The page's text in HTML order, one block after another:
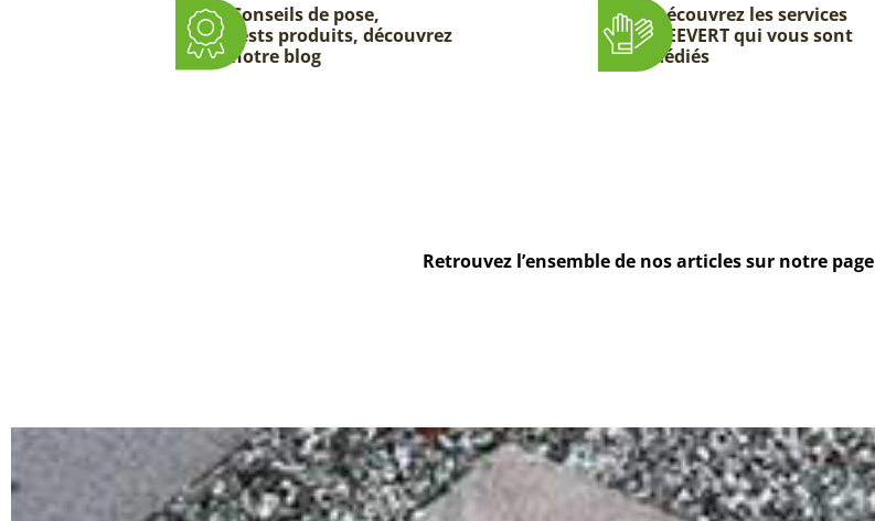
Conseils de pose,
tests produits, découvrez
notre blog
Découvrez les services
DEEVERT qui vous sont
dédiés
Retrouvez l’ensemble de nos articles sur notre page